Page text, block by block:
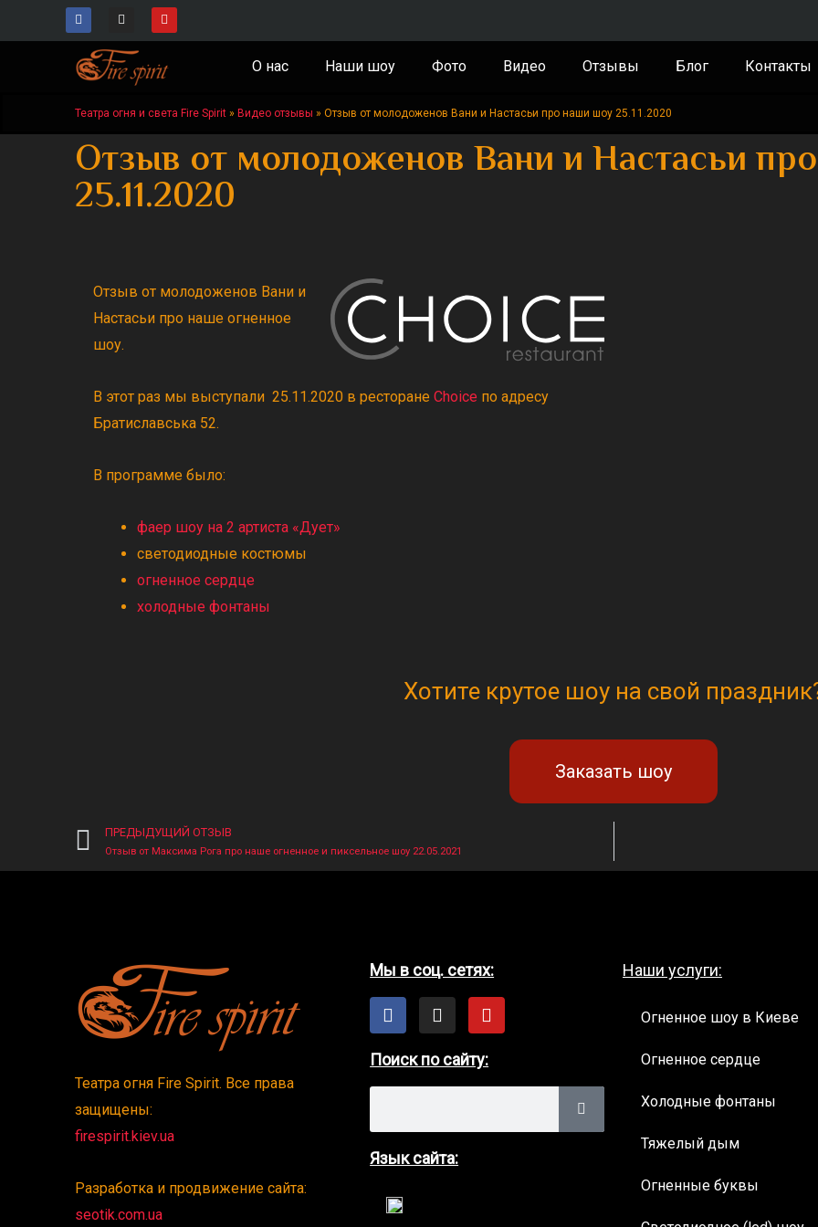
к
содержимому
F
a
c
b
o
-
I
n
s
t
a
g
m
Y
o
u
u
b
О нас Наши шоу Фото Видео Отзывы Блог Контакты
Театра огня и света Fire Spirit » Видео отзывы » Отзыв от молодоженов Вани и Настасьи про наши шоу 25.11.2020
Отзыв от молодоженов Вани и Настасьи
25.11.2020
Отзыв от молодоженов Вани и
Настасьи про наше огненное
шоу.
В этот раз мы выступали 25.11.2020 в ресторане Choice по адресу
Братиславська 52.
В программе было:
фаер шоу на 2 артиста «Дует»
светодиодные костюмы
огненное сердце
холодные фонтаны
Хотите крутое шоу на свой
Заказать шоу
Prev
ПРЕДЫДУЩИЙ ОТЗЫВ
Отзыв от Максима Рога про наше огненное и пиксельное шоу 22.05.2021
Театра огня Fire Spirit. Все права
защищены:
firespirit.kiev.ua
Разработка и продвижение сайта:
seotik.com.ua
Мы в соц. сетях:
F
a
e
k
I
n
t
a
m
Y
o
t
Поиск по сайту:
Язык сайта:
Наши услуги:
Огненное шоу в Киеве
Огненное сердце
Холодные фонтаны
Тяжелый дым
Огненные буквы